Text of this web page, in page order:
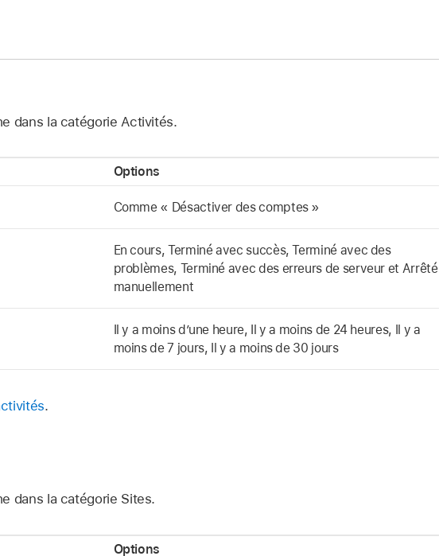
dans la catégorie Activités.
Options
Comme « Désactiver des comptes »
En cours, Terminé avec succès, Terminé avec des
problèmes, Terminé avec des erreurs de serveur et Arrêté
manuellement
Il y a moins d’une heure, Il y a moins de 24 heures, Il y a
moins de 7 jours, Il y a moins de 30 jours
.
dans la catégorie Sites.
Options